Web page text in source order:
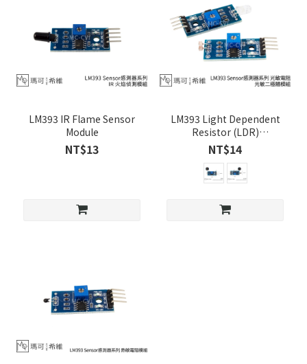
LM393 IR Flame Sensor
Module
NT$13
LM393 Light Dependent
Resistor (LDR)
Photoresistor Photodiode
Sensor Modules
NT$14